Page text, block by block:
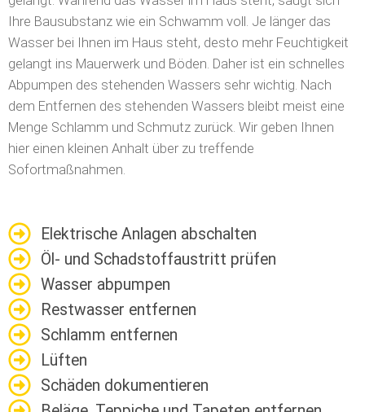
Ihre Bausubstanz wie ein Schwamm voll. Je länger das
Wasser bei Ihnen im Haus steht, desto mehr Feuchtigkeit
gelangt ins Mauerwerk und Böden. Daher ist ein schnelles
Abpumpen des stehenden Wassers sehr wichtig. Nach
dem Entfernen des stehenden Wassers bleibt meist eine
Menge Schlamm und Schmutz zurück. Wir geben Ihnen
hier einen kleinen Anhalt über zu treffende
Sofortmaßnahmen.
Elektrische Anlagen abschalten
Öl- und Schadstoffaustritt prüfen
Wasser abpumpen
Restwasser entfernen
Schlamm entfernen
Lüften
Schäden dokumentieren